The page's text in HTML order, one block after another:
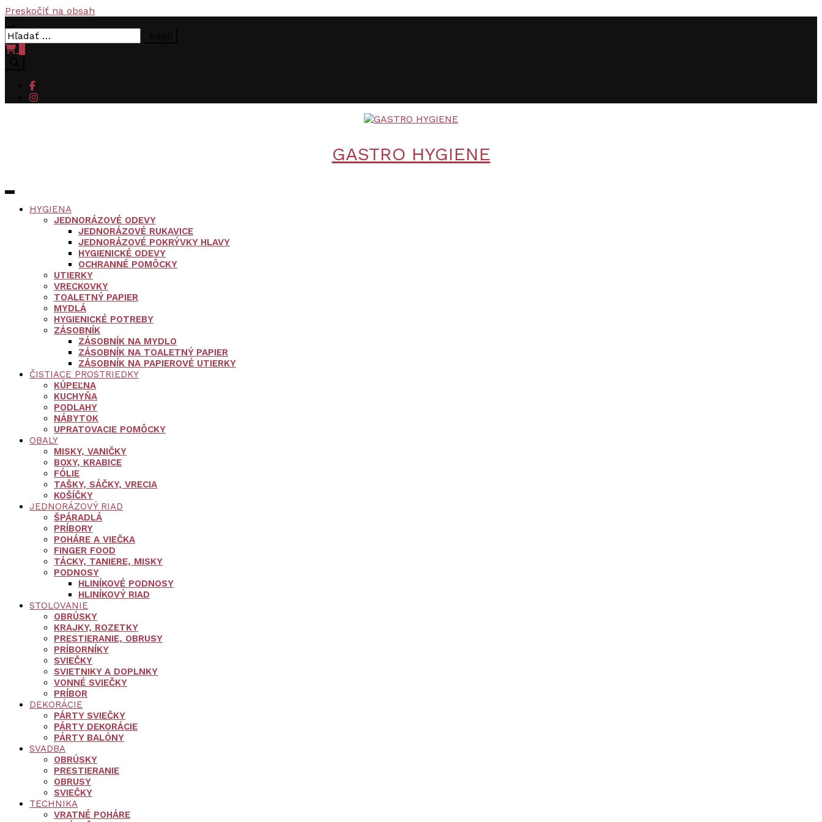
Preskočiť na obsah
Hľadať:
GASTRO HYGIENE
HYGIENA
JEDNORÁZOVÉ ODEVY
JEDNORÁZOVÉ RUKAVICE
JEDNORÁZOVÉ POKRÝVKY HLAVY
HYGIENICKÉ ODEVY
OCHRANNÉ POMÔCKY
UTIERKY
VRECKOVKY
TOALETNÝ PAPIER
MYDLÁ
HYGIENICKÉ POTREBY
ZÁSOBNÍK
ZÁSOBNÍK NA MYDLO
ZÁSOBNÍK NA TOALETNÝ PAPIER
ZÁSOBNÍK NA PAPIEROVÉ UTIERKY
ČISTIACE PROSTRIEDKY
KÚPEĽNA
KUCHYŇA
PODLAHY
NÁBYTOK
UPRATOVACIE POMÔCKY
OBALY
MISKY, VANIČKY
BOXY, KRABICE
FÓLIE
TAŠKY, SÁČKY, VRECIA
KOŠÍČKY
JEDNORÁZOVÝ RIAD
ŠPÁRADLÁ
PRÍBORY
POHÁRE A VIEČKA
FINGER FOOD
TÁCKY, TANIERE, MISKY
PODNOSY
HLINÍKOVÉ PODNOSY
HLINÍKOVÝ RIAD
STOLOVANIE
OBRÚSKY
KRAJKY, ROZETKY
PRESTIERANIE, OBRUSY
PRÍBORNÍKY
SVIEČKY
SVIETNIKY A DOPLNKY
VONNÉ SVIEČKY
PRÍBOR
DEKORÁCIE
PÁRTY SVIEČKY
PÁRTY DEKORÁCIE
PÁRTY BALÓNY
SVADBA
OBRÚSKY
PRESTIERANIE
OBRUSY
SVIEČKY
TECHNIKA
VRATNÉ POHÁRE